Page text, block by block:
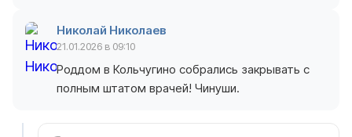
Николай Николаев
21.01.2026 в 09:10
Роддом в Кольчугино собрались закрывать с
полным штатом врачей! Чинуши.